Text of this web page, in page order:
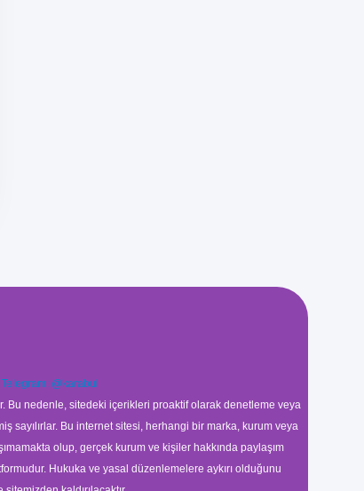
Telegram: @karabul
Bu nedenle, sitedeki içerikleri proaktif olarak denetleme veya
sayılırlar. Bu internet sitesi, herhangi bir marka, kurum veya
olup, gerçek kurum ve kişiler hakkında paylaşım
Hukuka ve yasal düzenlemelere aykırı olduğunu